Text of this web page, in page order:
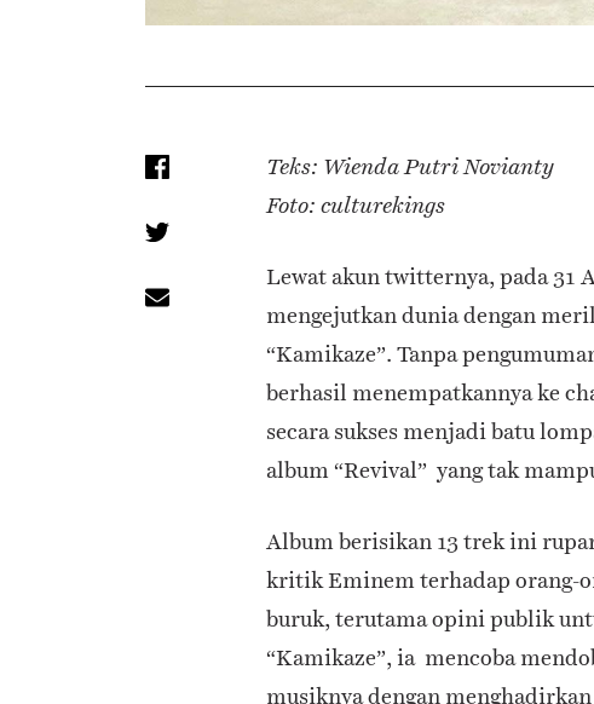
Teks: Wienda Putri Novianty
Foto: culturekings
Lewat akun twitternya, pada 31
mengejutkan dunia dengan
“Kamikaze”. Tanpa
berhasil menempatkannya ke
secara sukses menjadi batu
album “Revival” yang tak
Album berisikan 13 trek ini
kritik Eminem terhadap orang-
buruk, terutama opini publik
“Kamikaze”, ia mencoba
musiknya dengan